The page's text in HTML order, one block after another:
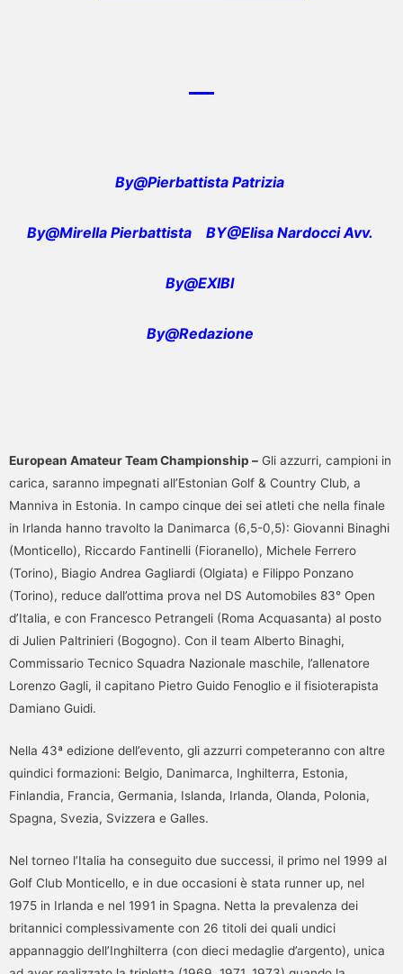
By@Pierbattista Patrizia
By@Mirella Pierbattista BY@Elisa Nardocci Avv.
By@EXIBI
By@Redazione
European Amateur Team Championship – Gli azzurri, campioni in
carica, saranno impegnati all’Estonian Golf & Country Club, a
Manniva in Estonia. In campo cinque dei sei atleti che nella finale
in Irlanda hanno travolto la Danimarca (6,5-0,5): Giovanni Binaghi
(Monticello), Riccardo Fantinelli (Fioranello), Michele Ferrero
(Torino), Biagio Andrea Gagliardi (Olgiata) e Filippo Ponzano
(Torino), reduce dall’ottima prova nel DS Automobiles 83° Open
d’Italia, e con Francesco Petrangeli (Roma Acquasanta) al posto
di Julien Paltrinieri (Bogogno). Con il team Alberto Binaghi,
Commissario Tecnico Squadra Nazionale maschile, l’allenatore
Lorenzo Gagli, il capitano Pietro Guido Fenoglio e il fisioterapista
Damiano Guidi.
Nella 43ª edizione dell’evento, gli azzurri competeranno con altre
quindici formazioni: Belgio, Danimarca, Inghilterra, Estonia,
Finlandia, Francia, Germania, Islanda, Irlanda, Olanda, Polonia,
Spagna, Svezia, Svizzera e Galles.
Nel torneo l’Italia ha conseguito due successi, il primo nel 1999 al
Golf Club Monticello, e in due occasioni è stata runner up, nel
1975 in Irlanda e nel 1991 in Spagna. Netta la prevalenza dei
britannici complessivamente con 26 titoli dei quali undici
appannaggio dell’Inghilterra (con dieci medaglie d’argento), unica